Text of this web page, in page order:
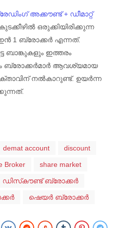
അക്കൗണ്ട് + ഡീമാറ്റ്
ഒരുക്കിയിരിക്കുന്ന
1 ബ്രോക്കർ എന്നത്.
ബാങ്കുകളും ഇത്തരം
ബ്രോക്കർമാർ ആവശ്യമായ
നൽകാറുണ്ട്. ഉയർന്ന
demat account discount
Broker share market
ഡിസ്‌കൗണ്ട് ബ്രോക്കർ
ഷെയർ ബ്രോക്കർ